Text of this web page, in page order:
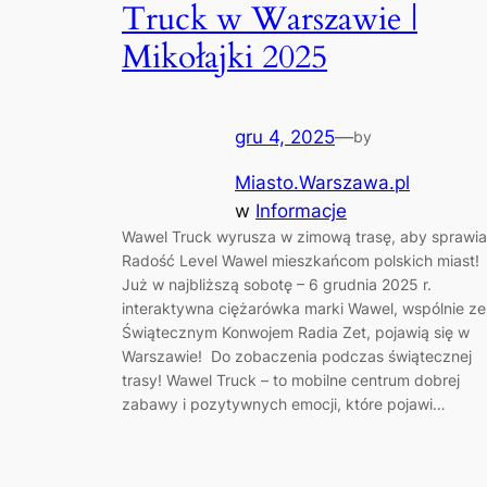
Truck w Warszawie |
Mikołajki 2025
gru 4, 2025—by
Miasto.Warszawa.pl
w Informacje
Wawel Truck wyrusza w zimową trasę, aby
Radość Level Wawel mieszkańcom polskich miast!
Już w najbliższą sobotę – 6 grudnia 2025 r.
interaktywna ciężarówka marki Wawel, wspólnie ze
Świątecznym Konwojem Radia Zet, pojawią się w
Warszawie! Do zobaczenia podczas świątecznej
trasy! Wawel Truck – to mobilne centrum dobrej
zabawy i pozytywnych emocji, które pojawi…